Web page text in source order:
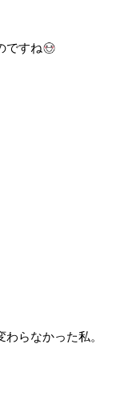
ですね
らなかった私。